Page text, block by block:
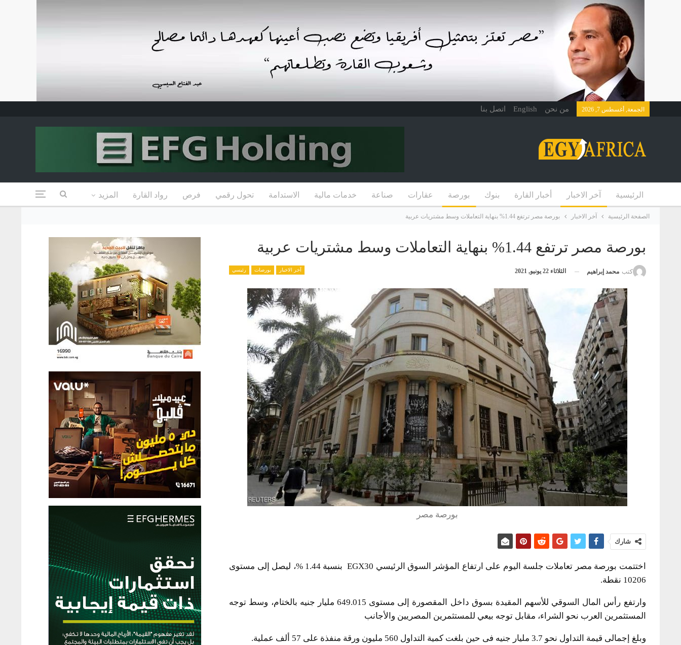
الجمعة, أغسطس 7, 2026 من نحن English اتصل بنا
الرئيسية آخر الاخبار أخبار القارة بنوك بورصة عقارات صناعة خدمات مالية الاستدامة تحول رقمي فرص رواد القارة المزيد
الصفحة الرئيسية آخر الاخبار بورصة مصر ترتفع 1.44% بنهاية التعاملات وسط مشتريات عربية
بورصة مصر ترتفع 1.44% بنهاية التعاملات وسط مشتريات عربية
آخر الاخبار بورصات رئيسي كتب محمد إبراهيم الثلاثاء 22 يونيو, 2021
بورصة مصر
شارك
اختتمت بورصة مصر تعاملات جلسة اليوم على ارتفاع المؤشر السوق الرئيسي EGX30 بنسبة 1.44 %، ليصل إلى مستوى
10206 نقطة.
وارتفع رأس المال السوقي للأسهم المقيدة بسوق داخل المقصورة إلى مستوى 649.015 مليار جنيه بالختام، وسط توجه
المستثمرين العرب نحو الشراء، مقابل توجه بيعي للمستثمرين المصريين والأجانب
وبلغ إجمالى قيمة التداول نحو 3.7 مليار جنيه فى حين بلغت كمية التداول 560 مليون ورقة منفذة على 57 ألف عملية.